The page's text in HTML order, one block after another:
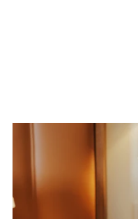
Hotel Design